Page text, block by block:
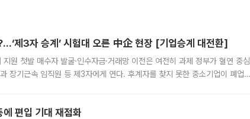
제3자 승계’ 시험대 오른 中企 현장 [기업승계 대전환]
원 첫발 매수자 발굴·인수자금·거래망 이전은 여전히 과제 정부가 혈연 중심
장기근속 임직원 등 제3자에게 연다. 후계자를 찾지 못한 중소기업이 폐업
편입 기대 재점화